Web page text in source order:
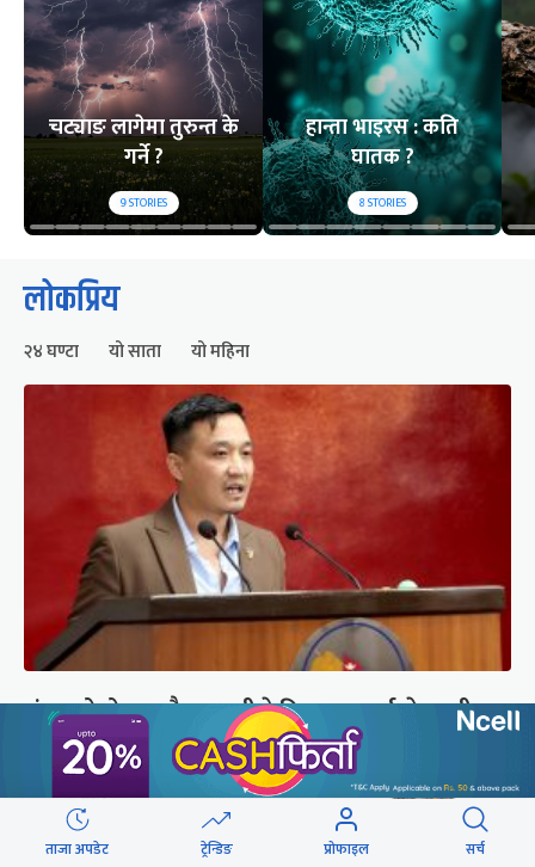
चट्याङ लागेमा तुरुन्त के
गर्ने ?
9STORIES
हान्ता भाइरस : कति
घातक ?
8STORIES
लोकप्रिय
२४ घण्टा यो साता यो महिना
संसद्को रोष्ट्रमबाटै गृहमन्त्रीले दिए प्रश्न नगर्न चेतावनी
ताजा अपडेट ट्रेन्डिङ प्रोफाइल सर्च